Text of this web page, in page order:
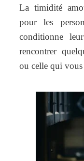
La timidité
pour les
conditionne
rencontrer
ou celle qui